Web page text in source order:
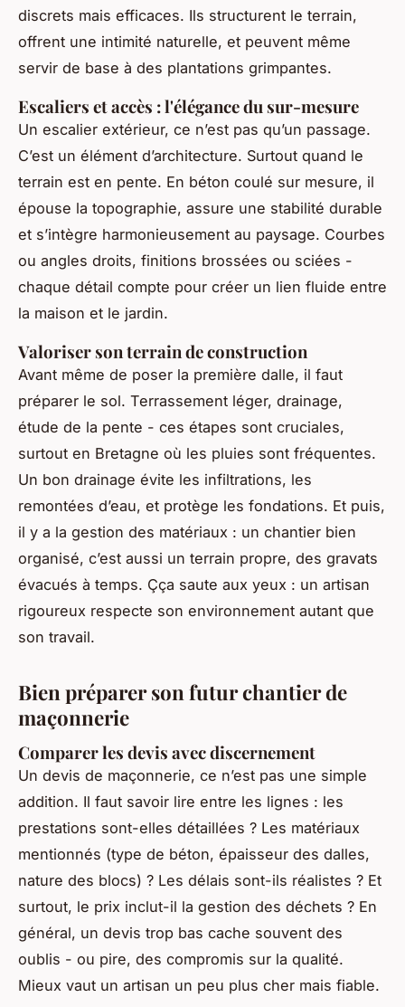
discrets mais efficaces. Ils structurent le terrain,
offrent une intimité naturelle, et peuvent même
servir de base à des plantations grimpantes.
Escaliers et accès : l'élégance du sur-mesure
Un escalier extérieur, ce n’est pas qu’un passage.
C’est un élément d’architecture. Surtout quand le
terrain est en pente. En béton coulé sur mesure, il
épouse la topographie, assure une stabilité durable
et s’intègre harmonieusement au paysage. Courbes
ou angles droits, finitions brossées ou sciées -
chaque détail compte pour créer un lien fluide entre
la maison et le jardin.
Valoriser son terrain de construction
Avant même de poser la première dalle, il faut
préparer le sol. Terrassement léger, drainage,
étude de la pente - ces étapes sont cruciales,
surtout en Bretagne où les pluies sont fréquentes.
Un bon drainage évite les infiltrations, les
remontées d’eau, et protège les fondations. Et puis,
il y a la gestion des matériaux : un chantier bien
organisé, c’est aussi un terrain propre, des gravats
évacués à temps. Çça saute aux yeux : un artisan
rigoureux respecte son environnement autant que
son travail.
Bien préparer son futur chantier de
maçonnerie
Comparer les devis avec discernement
Un devis de maçonnerie, ce n’est pas une simple
addition. Il faut savoir lire entre les lignes : les
prestations sont-elles détaillées ? Les matériaux
mentionnés (type de béton, épaisseur des dalles,
nature des blocs) ? Les délais sont-ils réalistes ? Et
surtout, le prix inclut-il la gestion des déchets ? En
général, un devis trop bas cache souvent des
oublis - ou pire, des compromis sur la qualité.
Mieux vaut un artisan un peu plus cher mais fiable.